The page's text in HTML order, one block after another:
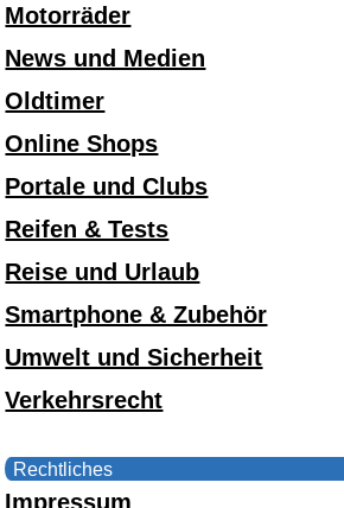
Motorräder
News und Medien
Oldtimer
Online Shops
Portale und Clubs
Reifen & Tests
Reise und Urlaub
Smartphone & Zubehör
Umwelt und Sicherheit
Verkehrsrecht
Rechtliches
Impressum